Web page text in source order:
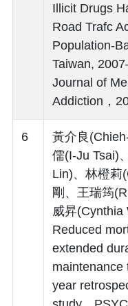
Illicit Drugs
Road Trafc
Taiwan,
Journal of
Addiction，
6
黃介良
儒(I-Ju Tsai)
Lin)、林橙莉
剛、王瑞筠
威昇(Cynthia
Reduced
extended
maintenance
year